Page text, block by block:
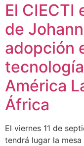
El CIECTI
de
adopción
América
África
El viernes 11 de
tendrá lugar la